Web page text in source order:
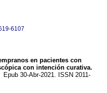
6107
en pacientes con
con intención curativa.
30-Abr-2021. ISSN 2011-